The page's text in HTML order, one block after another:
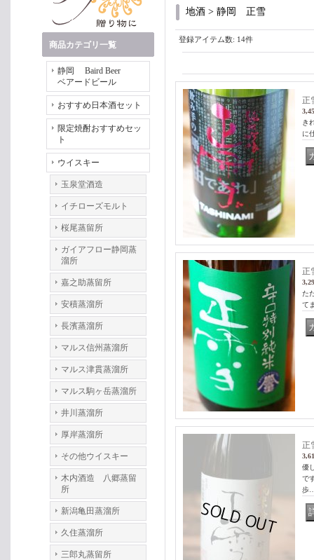
商品カテゴリ一覧
静岡 Baird Beer
ベアードビール
おすすめ日本酒セット
限定焼酎おすすめセッ
ト
ウイスキー
玉泉堂酒造
イチローズモルト
桜尾蒸留所
ガイアフロー静岡蒸
溜所
嘉之助蒸留所
安積蒸溜所
長濱蒸溜所
マルス信州蒸溜所
マルス津貫蒸溜所
マルス駒ヶ岳蒸溜所
井川蒸溜所
厚岸蒸溜所
その他ウイスキー
木内酒造 八郷蒸留
所
新潟亀田蒸溜所
久住蒸溜所
三郎丸蒸留所
地酒 > 静岡 正雪
登録アイテム数: 14件
正
き
に
正
た
て
正
優
で
歩